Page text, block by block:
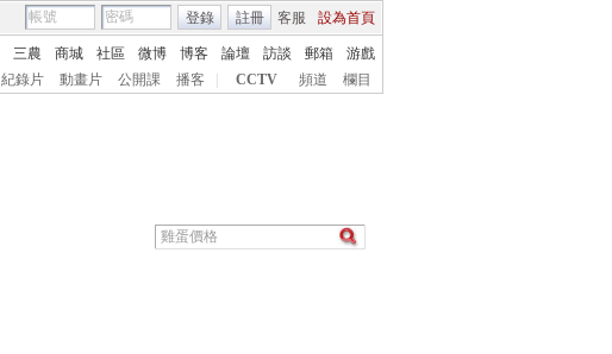
客服 設為首頁
登錄 註冊
三農 商城 社區 微博 博客 論壇 訪談 郵箱
游戲
紀錄片 動畫片 公開課 播客 CCTV 頻道 欄目